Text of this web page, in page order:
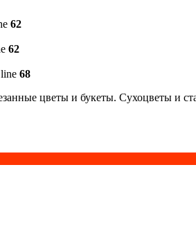
62
62
68
цветы и букеты. Сухоцветы и